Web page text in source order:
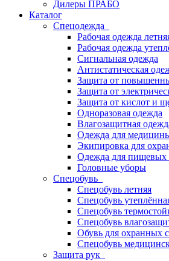
Дилеры ПРАБО
Каталог
Спецодежда
Рабочая одежда
Рабочая одежда
Сигнальная одежда
Антистатическая
Защита от
Защита от
Защита от кислот и
Одноразовая одежда
Влагозащитная
Одежда для
Экипировка для
Одежда для пищевых
Головные уборы
Спецобувь
Спецобувь летняя
Спецобувь
Спецобувь
Спецобувь
Обувь для охранных
Спецобувь
Защита рук